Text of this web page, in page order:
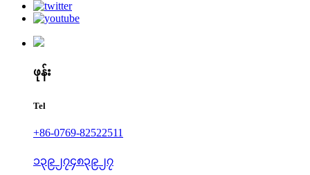
ဖုန်း
Tel
+86-0769-82522511
၁၃၉၂၇၄၈၃၉၂၇